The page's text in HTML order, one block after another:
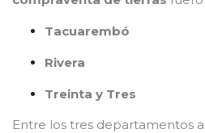
Tacuarembó
Rivera
Treinta y Tres
Entre los tres departamentos